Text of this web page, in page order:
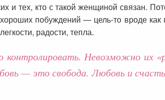
и тех, кто с такой женщиной связан.
хороших побуждений — цель-то вроде
радости, тепла.
контролировать. Невозможно их
— это свобода. Любовь и